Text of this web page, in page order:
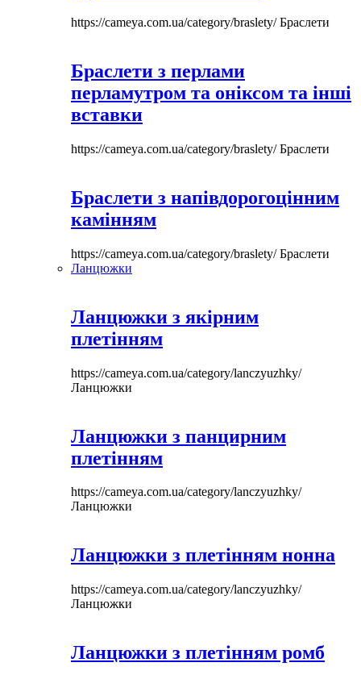
https://cameya.com.ua/category/braslety/Браслети
Браслети з перлами
перламутром та оніксом та інші
вставки
https://cameya.com.ua/category/braslety/Браслети
Браслети з напівдорогоцінним
камінням
https://cameya.com.ua/category/braslety/Браслети
Ланцюжки
Ланцюжки з якірним
плетінням
https://cameya.com.ua/category/lanczyuzhky/
Ланцюжки
Ланцюжки з панцирним
плетінням
https://cameya.com.ua/category/lanczyuzhky/
Ланцюжки
Ланцюжки з плетінням нонна
https://cameya.com.ua/category/lanczyuzhky/
Ланцюжки
Ланцюжки з плетінням ромб